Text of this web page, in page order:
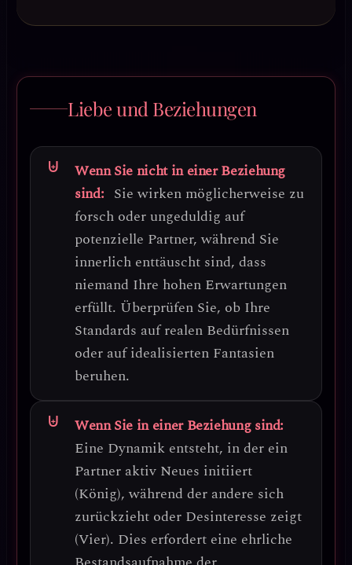
Liebe und Beziehungen
Wenn Sie nicht in einer Beziehung
sind: Sie wirken möglicherweise zu
forsch oder ungeduldig auf
potenzielle Partner, während Sie
innerlich enttäuscht sind, dass
niemand Ihre hohen Erwartungen
erfüllt. Überprüfen Sie, ob Ihre
Standards auf realen Bedürfnissen
oder auf idealisierten Fantasien
beruhen.
Wenn Sie in einer Beziehung sind:
Eine Dynamik entsteht, in der ein
Partner aktiv Neues initiiert
(König), während der andere sich
zurückzieht oder Desinteresse zeigt
(Vier). Dies erfordert eine ehrliche